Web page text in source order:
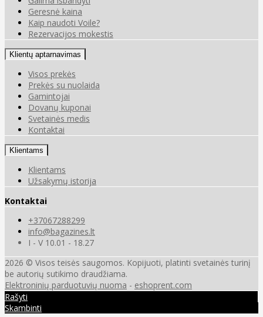
Geresnė kaina
Kaip naudoti Voile?
Rezervacijos mokestis
Klientų aptarnavimas
Visos prekės
Prekės su nuolaida
Gamintojai
Dovanų kuponai
Svetainės medis
Kontaktai
Klientams
Klientams
Užsakymų istorija
Kontaktai
+37067288299
info@bagazines.lt
I - V 10.01 - 18.27
2026 © Visos teisės saugomos. Kopijuoti, platinti svetainės turinį
be autorių sutikimo draudžiama.
Elektroninių parduotuvių nuoma - eshoprent.com
Rašyti
Skambinti